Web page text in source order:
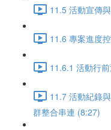
11.5 活動宣傳
11.6 專案進度
11.6.1 活動行
11.7 活動紀錄
群整合串連 (8:27)